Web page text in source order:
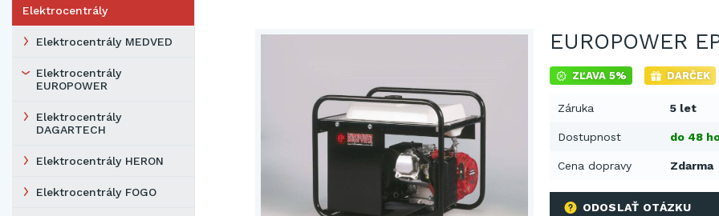
Elektrocentrály
Elektrocentrály MEDVED
Elektrocentrály
EUROPOWER
Elektrocentrály
DAGARTECH
Elektrocentrály HERON
Elektrocentrály FOGO
EUROPOWER
ZĽAVA 5% DARČEK
Záruka 5 let
Dostupnost do 48
Cena dopravy Zdarma
ODOSLAŤ OTÁZKU